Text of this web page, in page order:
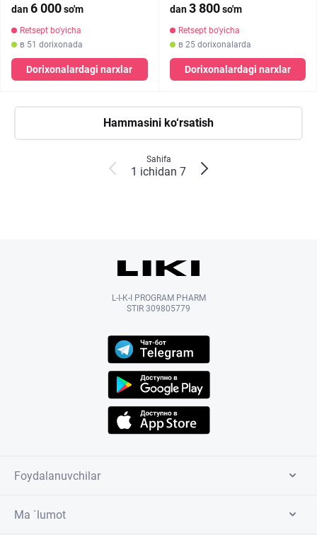
dan6 000so'm
Retsept bo'yicha
в 51 dorixonada
Dorixonalardagi narxlar
dan3 800so'm
Retsept bo'yicha
в 25 dorixonalarda
Dorixonalardagi narxlar
Hammasini ko‘rsatish
Sahifa
1 ichidan 7
L-I-K-I PROGRAM PHARM
STIR 309805779
Foydalanuvchilar
Ma `lumot